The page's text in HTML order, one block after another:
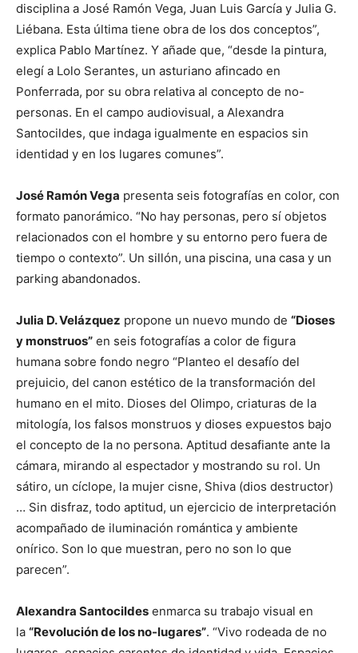
disciplina a José Ramón Vega, Juan Luis García y Julia G.
Liébana. Esta última tiene obra de los dos conceptos”,
explica Pablo Martínez. Y añade que, “desde la pintura,
elegí a Lolo Serantes, un asturiano afincado en
Ponferrada, por su obra relativa al concepto de no-
personas. En el campo audiovisual, a Alexandra
Santocildes, que indaga igualmente en espacios sin
identidad y en los lugares comunes”.
José Ramón Vega presenta seis fotografías en color, con
formato panorámico. “No hay personas, pero sí objetos
relacionados con el hombre y su entorno pero fuera de
tiempo o contexto”. Un sillón, una piscina, una casa y un
parking abandonados.
Julia D. Velázquez propone un nuevo mundo de “Dioses
y monstruos” en seis fotografías a color de figura
humana sobre fondo negro “Planteo el desafío del
prejuicio, del canon estético de la transformación del
humano en el mito. Dioses del Olimpo, criaturas de la
mitología, los falsos monstruos y dioses expuestos bajo
el concepto de la no persona. Aptitud desafiante ante la
cámara, mirando al espectador y mostrando su rol. Un
sátiro, un cíclope, la mujer cisne, Shiva (dios destructor)
… Sin disfraz, todo aptitud, un ejercicio de interpretación
acompañado de iluminación romántica y ambiente
onírico. Son lo que muestran, pero no son lo que
parecen”.
Alexandra Santocildes enmarca su trabajo visual en
la “Revolución de los no-lugares”. “Vivo rodeada de no